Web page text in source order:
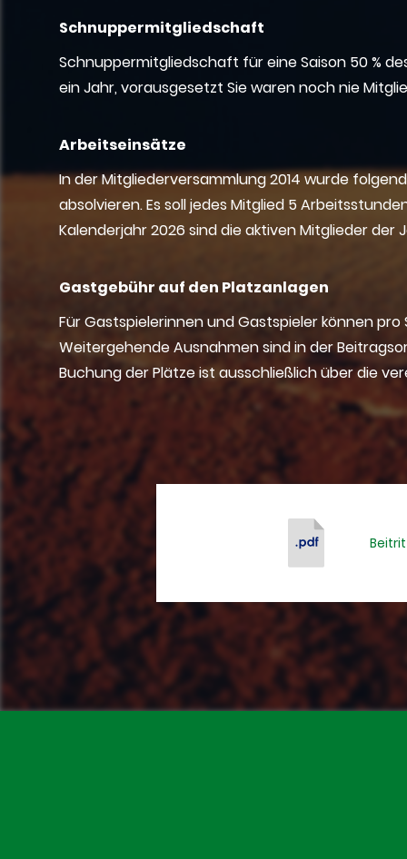
Schnuppermitgliedschaft
Schnuppermitgliedschaft für eine Saison 50 %
ein Jahr, vorausgesetzt Sie waren noch nie
Arbeitseinsätze
In der Mitgliederversammlung 2014 wurde
absolvieren. Es soll jedes Mitglied 5
Kalenderjahr 2026 sind die aktiven Mitglieder der
Gastgebühr auf den Platzanlagen
Für Gastspielerinnen und Gastspieler können
Weitergehende Ausnahmen sind in der
Buchung der Plätze ist ausschließlich über die